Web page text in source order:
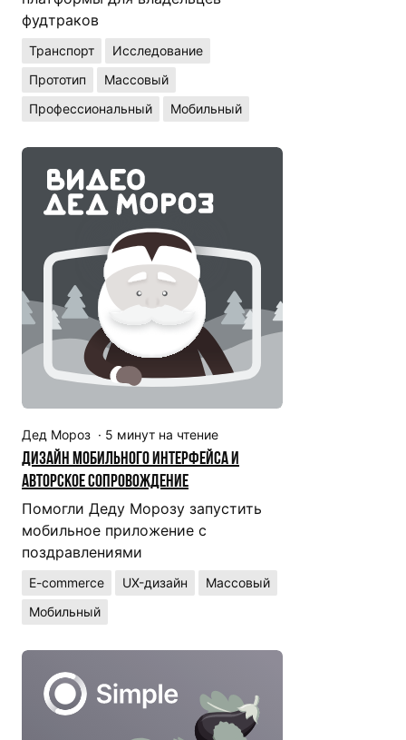
фудтраков
Транспорт
Исследование
Прототип
Массовый
Профессиональный
Мобильный
Дед Мороз · 5 минут на чтение
Дизайн мобильного интерфейса и
авторское сопровождение
Помогли Деду Морозу запустить
мобильное приложение с
поздравлениями
E-commerce UX-дизайн
Массовый
Мобильный